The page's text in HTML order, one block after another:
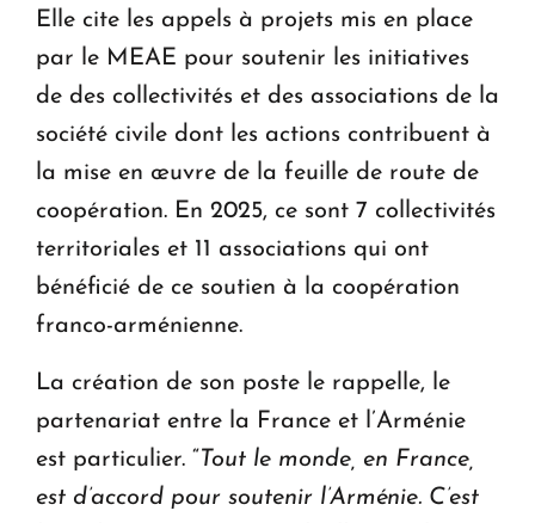
Elle cite les appels à projets mis en place
par le MEAE pour soutenir les initiatives
de des collectivités et des associations de la
société civile dont les actions contribuent à
la mise en œuvre de la feuille de route de
coopération. En 2025, ce sont 7 collectivités
territoriales et 11 associations qui ont
bénéficié de ce soutien à la coopération
franco-arménienne.
La création de son poste le rappelle, le
partenariat entre la France et l’Arménie
est particulier. “ Tout le monde, en France,
est d’accord pour soutenir l’Arménie. C’est